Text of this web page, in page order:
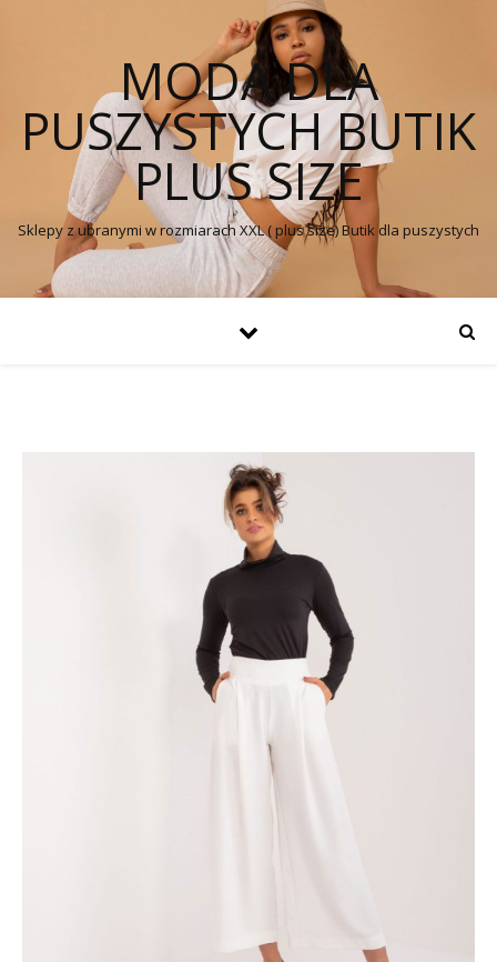
MODA DLA
PUSZYSTYCH BUTIK
PLUS SIZE
Sklepy z ubranymi w rozmiarach XXL ( plus size) Butik dla puszystych